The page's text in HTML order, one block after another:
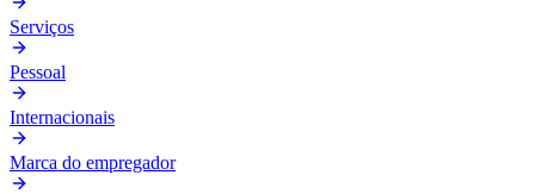
Serviços
Pessoal
Internacionais
Marca do empregador